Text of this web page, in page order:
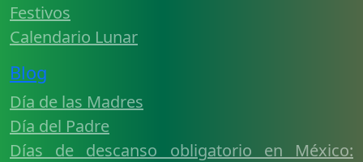
Festivos
Calendario Lunar
Blog
Día de las Madres
Día del Padre
Días de descanso obligatorio en México: